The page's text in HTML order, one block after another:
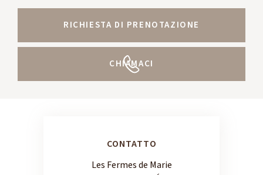
RICHIESTA DI PRENOTAZIONE
CHIAMACI
CONTATTO
Les Fermes de Marie